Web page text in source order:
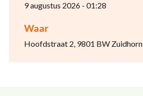
9 augustus 2026 - 01:28
Waar
Hoofdstraat 2, 9801 BW Zuidhorn